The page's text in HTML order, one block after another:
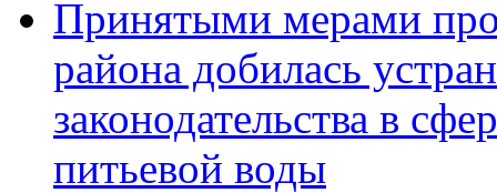
Принятыми мерами
района добилась
законодательства в
питьевой воды